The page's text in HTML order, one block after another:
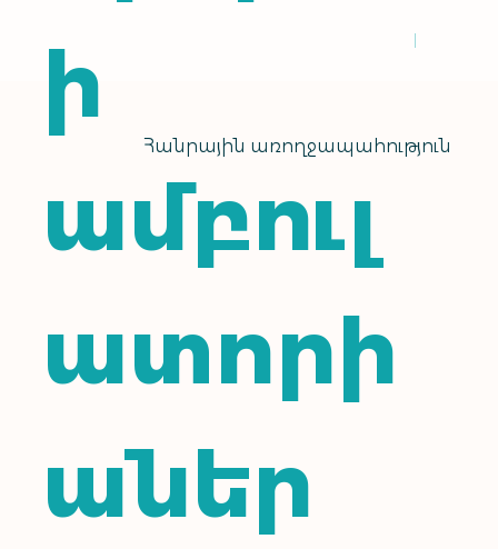
Հանրային առողջապահություն
ի
ամբուլ
ատորի
աներ